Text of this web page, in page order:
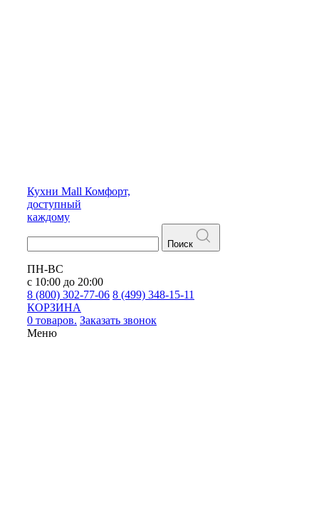
Кухни Mall Комфорт,
доступный
каждому
Поиск
ПН-ВС
с 10:00 до 20:00
8 (800) 302-77-06 8 (499) 348-15-11
КОРЗИНА
0 товаров. Заказать звонок
Меню